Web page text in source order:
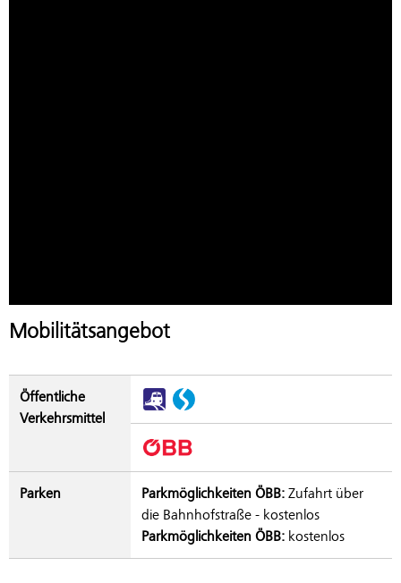
Mobilitätsangebot
Öffentliche
Verkehrsmittel
Parken Parkmöglichkeiten ÖBB: Zufahrt über
die Bahnhofstraße - kostenlos
Parkmöglichkeiten ÖBB: kostenlos